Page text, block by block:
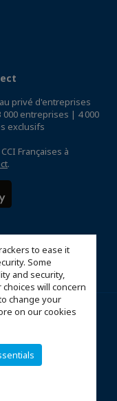
to ease it
Some
and security,
will concern
change your
on our cookies
privé d'entreprises
000 entreprises | 4 000
exclusifs
Françaises à
.